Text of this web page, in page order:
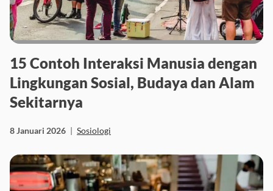
15 Contoh Interaksi Manusia dengan
Lingkungan Sosial, Budaya dan Alam
Sekitarnya
8 Januari 2026 | Sosiologi